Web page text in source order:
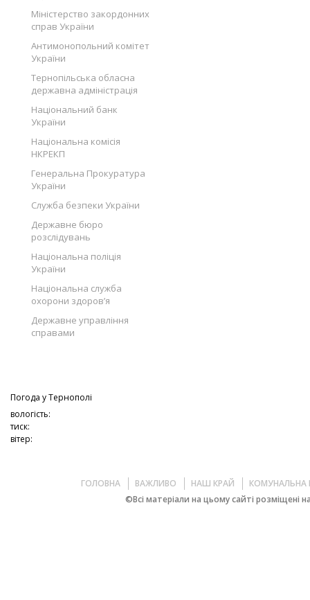
Міністерство закордонних
справ України
Антимонопольний комітет
України
Тернопільська обласна
державна адміністрація
Національний банк
України
Національна комісія
НКРЕКП
Генеральна Прокуратура
України
Служба безпеки України
Державне бюро
розслідувань
Національна поліція
України
Національна служба
охорони здоров’я
Державне управління
справами
Погода уТернополі
вологість:
тиск:
вітер:
ГОЛОВНА ВАЖЛИВО НАШ КРАЙ
КОМУНАЛЬНА
©Всі матеріали на цьому сайті розміщені